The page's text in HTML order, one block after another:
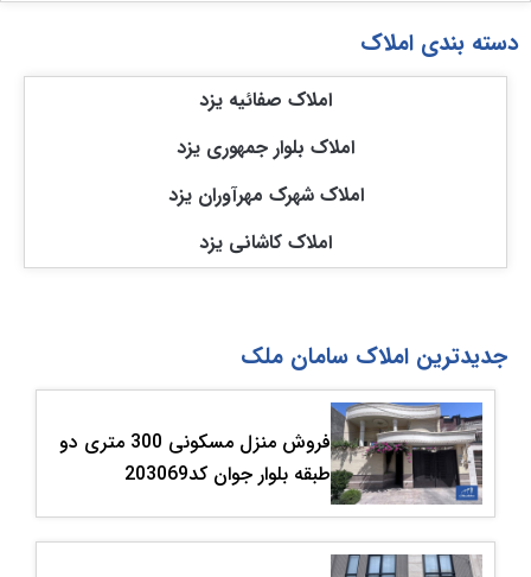
دسته بندی املاک
املاک صفائیه یزد
املاک بلوار جمهوری یزد
املاک شهرک مهرآوران یزد
املاک کاشانی یزد
جدیدترین املاک سامان ملک
فروش منزل مسکونی 300 متری دو
طبقه بلوار جوان کد203069